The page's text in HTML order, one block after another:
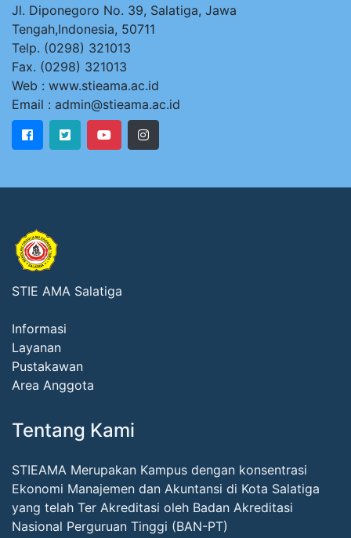
Jl. Diponegoro No. 39, Salatiga, Jawa
Tengah,Indonesia, 50711
Telp. (0298) 321013
Fax. (0298) 321013
Web : www.stieama.ac.id
Email : admin@stieama.ac.id
STIE AMA Salatiga
Informasi
Layanan
Pustakawan
Area Anggota
Tentang Kami
STIEAMA Merupakan Kampus dengan konsentrasi
Ekonomi Manajemen dan Akuntansi di Kota Salatiga
yang telah Ter Akreditasi oleh Badan Akreditasi
Nasional Perguruan Tinggi (BAN-PT)